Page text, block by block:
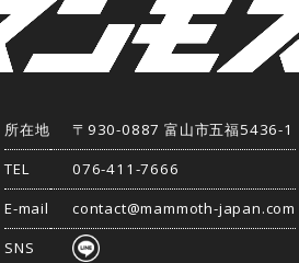
所在地
〒930-0887 富山市五福5436-1
TEL
076-411-7666
E-mail
contact@mammoth-japan.com
SNS